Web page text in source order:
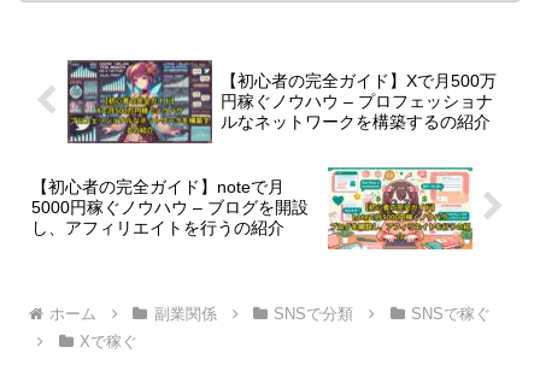
【初心者の完全ガイド】Xで月500万
円稼ぐノウハウ – プロフェッショナ
ルなネットワークを構築するの紹介
【初心者の完全ガイド】noteで月
5000円稼ぐノウハウ – ブログを開設
し、アフィリエイトを行うの紹介
ホーム 副業関係 SNSで分類
SNSで稼ぐ
Xで稼ぐ